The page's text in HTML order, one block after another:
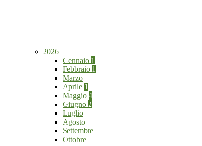
2026
Gennaio 1
Febbraio 1
Marzo
Aprile 1
Maggio 4
Giugno 2
Luglio
Agosto
Settembre
Ottobre